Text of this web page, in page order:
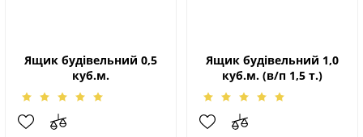
Ящик будівельний 0,5
куб.м.
Ящик будівельний 1,0
куб.м. (в/п 1,5 т.)